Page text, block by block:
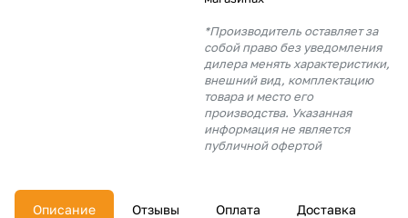
*Производитель оставляет за
собой право без уведомления
дилера менять характеристики,
внешний вид, комплектацию
товара и место его
производства. Указанная
информация не является
публичной офертой
Описание Отзывы Оплата Доставка